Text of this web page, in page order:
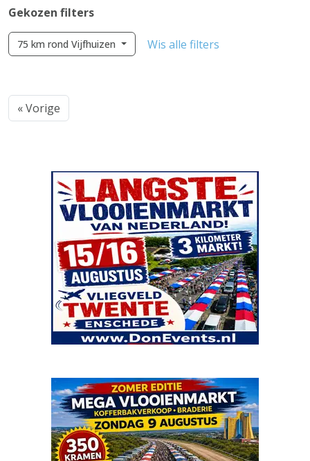
Gekozen filters
75 km rond Vijfhuizen Wis alle filters
« Vorige